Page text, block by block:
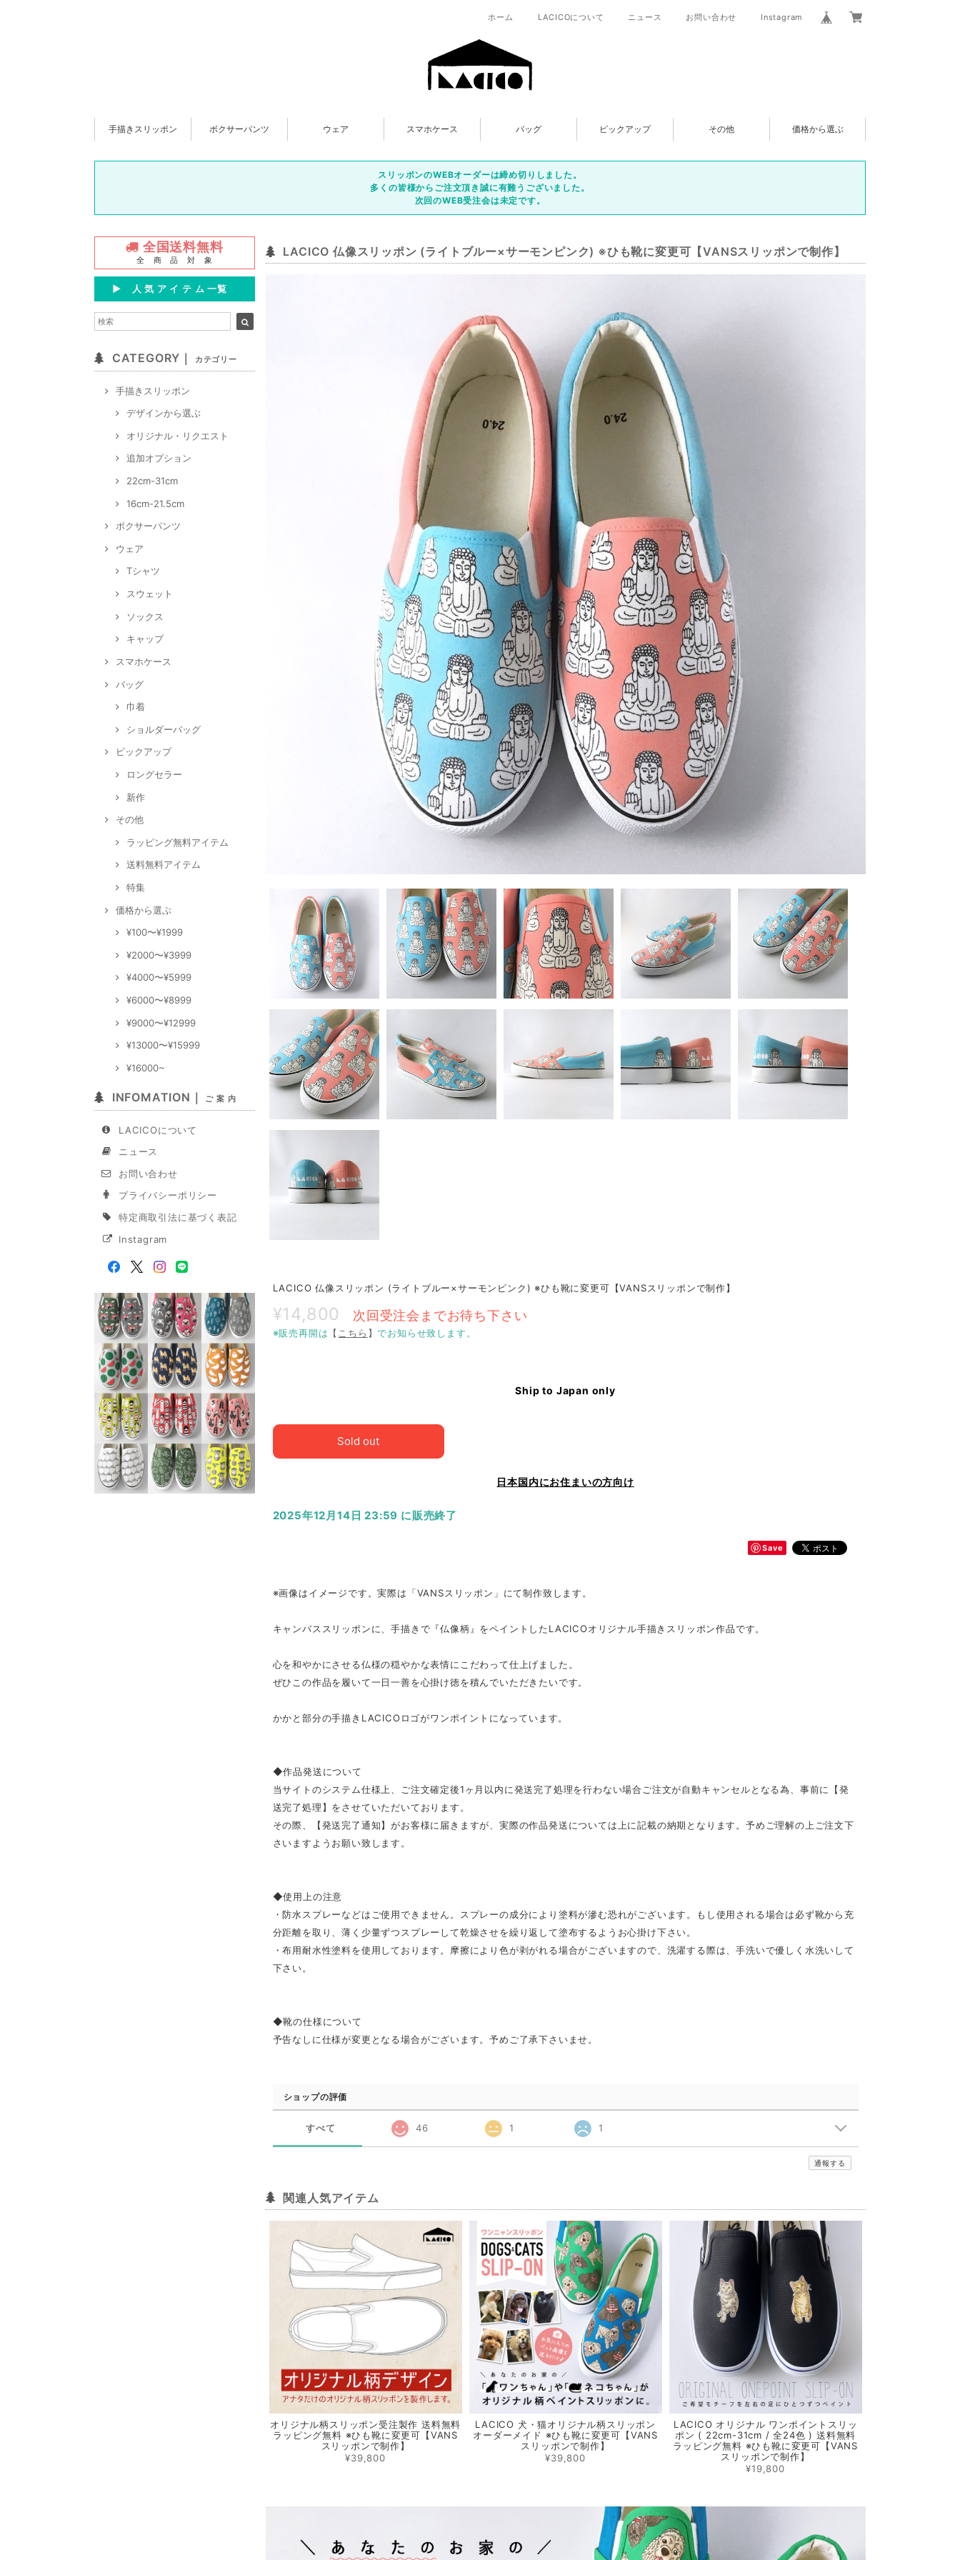
ホーム LACICOについて ニュース お問い合わせ Instagram
手描きスリッポン ボクサーパンツ ウェア スマホケース バッグ ピックアップ その他 価格から選ぶ
スリッポンのWEBオーダーは締め切りしました。
多くの皆様からご注文頂き誠に有難うございました。
次回のWEB受注会は未定です。
全国送料無料
全 商 品 対 象
▶︎ 人 気 ア イ テ ム 一覧
CATEGORY｜ カテゴリー
手描きスリッポン
デザインから選ぶ
オリジナル・リクエスト
追加オプション
22cm-31cm
16cm-21.5cm
ボクサーパンツ
ウェア
Tシャツ
スウェット
ソックス
キャップ
スマホケース
バッグ
巾着
ショルダーバッグ
ピックアップ
ロングセラー
新作
その他
ラッピング無料アイテム
送料無料アイテム
特集
価格から選ぶ
¥100〜¥1999
¥2000〜¥3999
¥4000〜¥5999
¥6000〜¥8999
¥9000〜¥12999
¥13000〜¥15999
¥16000~
INFOMATION｜ ご 案 内
LACICOについて
ニュース
お問い合わせ
プライバシーポリシー
特定商取引法に基づく表記
Instagram
LACICO 仏像スリッポン (ライトブルー×サーモンピンク) ※ひも靴に変更可【VANSスリッポンで制作】
LACICO 仏像スリッポン (ライトブルー×サーモンピンク) ※ひも靴に変更可【VANSスリッポンで制作】
¥14,800 次回受注会までお待ち下さい
※販売再開は 【 こちら 】でお知らせ致します。
Ship to Japan only
Sold out
日本国内にお住まいの方向け
2025年12月14日 23:59 に販売終了
Save
※画像はイメージです。実際は「VANSスリッポン」にて制作致します。
キャンバススリッポンに、手描きで『仏像柄』をペイントしたLACICOオリジナル手描きスリッポン作品です。
心を和やかにさせる仏様の穏やかな表情にこだわって仕上げました。
ぜひこの作品を履いて一日一善を心掛け徳を積んでいただきたいです。
かかと部分の手描きLACICOロゴがワンポイントになっています。
◆作品発送について
当サイトのシステム仕様上、ご注文確定後1ヶ月以内に発送完了処理を行わない場合ご注文が自動キャンセルとなる為、事前に【発
送完了処理】をさせていただいております。
その際、【発送完了通知】がお客様に届きますが、実際の作品発送については上に記載の納期となります。予めご理解の上ご注文下
さいますようお願い致します。
◆使用上の注意
・防水スプレーなどはご使用できません。スプレーの成分により塗料が滲む恐れがございます。もし使用される場合は必ず靴から充
分距離を取り、薄く少量ずつスプレーして乾燥させを繰り返して塗布するようお心掛け下さい。
・布用耐水性塗料を使用しております。摩擦により色が剥がれる場合がございますので、洗濯する際は、手洗いで優しく水洗いして
下さい。
◆靴の仕様について
予告なしに仕様が変更となる場合がございます。予めご了承下さいませ。
ショップの評価
すべて 46 1 1
通報する
関連人気アイテム
オリジナル柄スリッポン受注製作 送料無料
ラッピング無料 ※ひも靴に変更可【VANS
スリッポンで制作】
¥39,800
LACICO 犬・猫オリジナル柄スリッポン
オーダーメイド ※ひも靴に変更可【VANS
スリッポンで制作】
¥39,800
LACICO オリジナル ワンポイントスリッ
ポン ( 22cm-31cm / 全24色 ) 送料無料
ラッピング無料 ※ひも靴に変更可【VANS
スリッポンで制作】
¥19,800